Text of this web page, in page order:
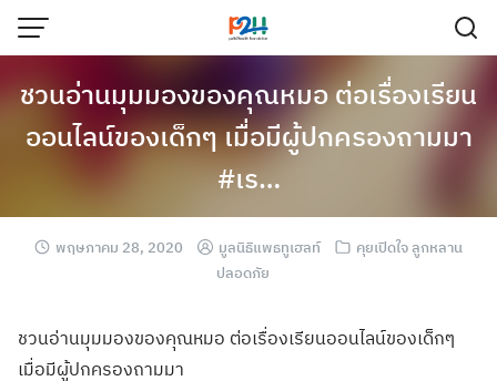
ชวนอ่านมุมมองของคุณหมอ ต่อเรื่องเรียน
ออนไลน์ของเด็กๆ เมื่อมีผู้ปกครองถามมา
#เร…
พฤษภาคม 28, 2020 มูลนิธิแพธทูเฮลท์
คุยเปิดใจ ลูกหลาน
ปลอดภัย
ชวนอ่านมุมมองของคุณหมอ ต่อเรื่องเรียนออนไลน์ของเด็กๆ
เมื่อมีผู้ปกครองถามมา